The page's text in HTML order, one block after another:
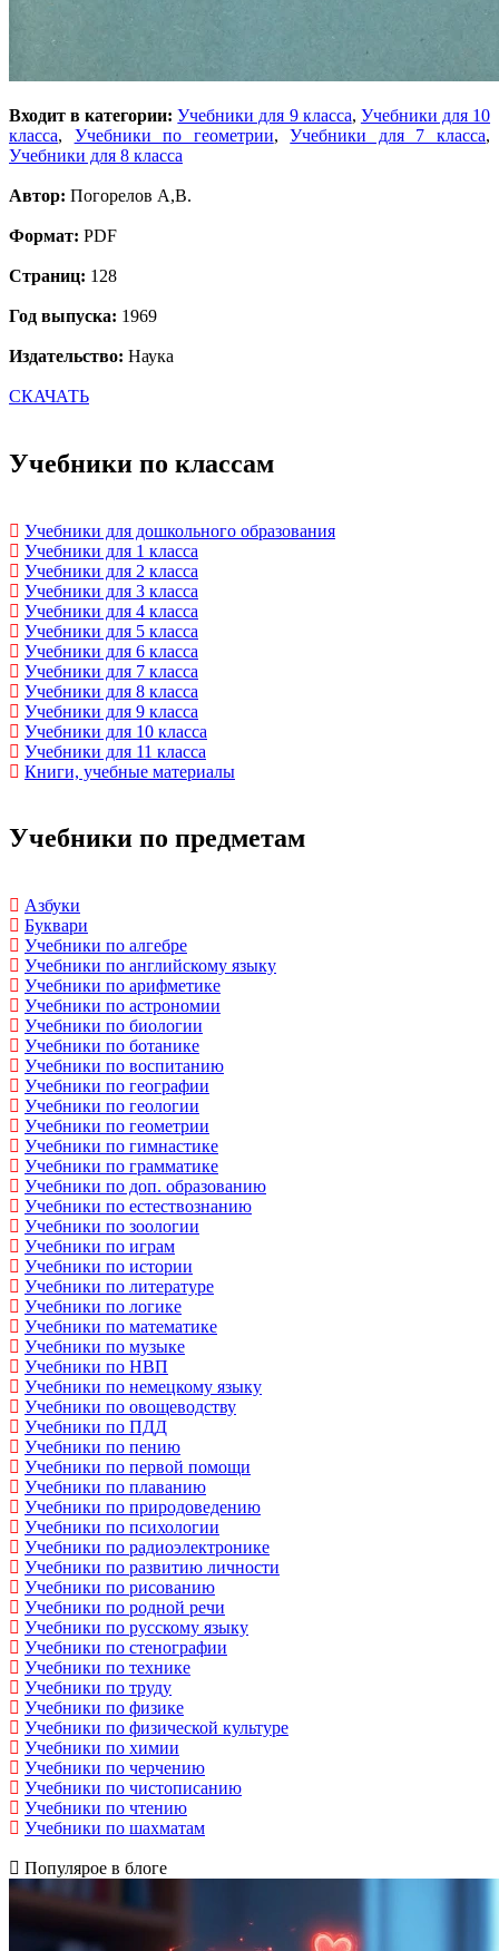
Входит в категории: Учебники для 9 класса, Учебники для 10
класса, Учебники по геометрии,Учебники для 7 класса,
Учебники для 8 класса
Автор: Погорелов А,В.
Формат: PDF
Страниц: 128
Год выпуска: 1969
Издательство: Наука
СКАЧАТЬ
Учебники по классам
Учебники для дошкольного образования
Учебники для 1 класса
Учебники для 2 класса
Учебники для 3 класса
Учебники для 4 класса
Учебники для 5 класса
Учебники для 6 класса
Учебники для 7 класса
Учебники для 8 класса
Учебники для 9 класса
Учебники для 10 класса
Учебники для 11 класса
Книги, учебные материалы
Учебники по предметам
Азбуки
Буквари
Учебники по алгебре
Учебники по английскому языку
Учебники по арифметике
Учебники по астрономии
Учебники по биологии
Учебники по ботанике
Учебники по воспитанию
Учебники по географии
Учебники по геологии
Учебники по геометрии
Учебники по гимнастике
Учебники по грамматике
Учебники по доп. образованию
Учебники по естествознанию
Учебники по зоологии
Учебники по играм
Учебники по истории
Учебники по литературе
Учебники по логике
Учебники по математике
Учебники по музыке
Учебники по НВП
Учебники по немецкому языку
Учебники по овощеводству
Учебники по ПДД
Учебники по пению
Учебники по первой помощи
Учебники по плаванию
Учебники по природоведению
Учебники по психологии
Учебники по радиоэлектронике
Учебники по развитию личности
Учебники по рисованию
Учебники по родной речи
Учебники по русскому языку
Учебники по стенографии
Учебники по технике
Учебники по труду
Учебники по физике
Учебники по физической культуре
Учебники по химии
Учебники по черчению
Учебники по чистописанию
Учебники по чтению
Учебники по шахматам
Популярое в блоге